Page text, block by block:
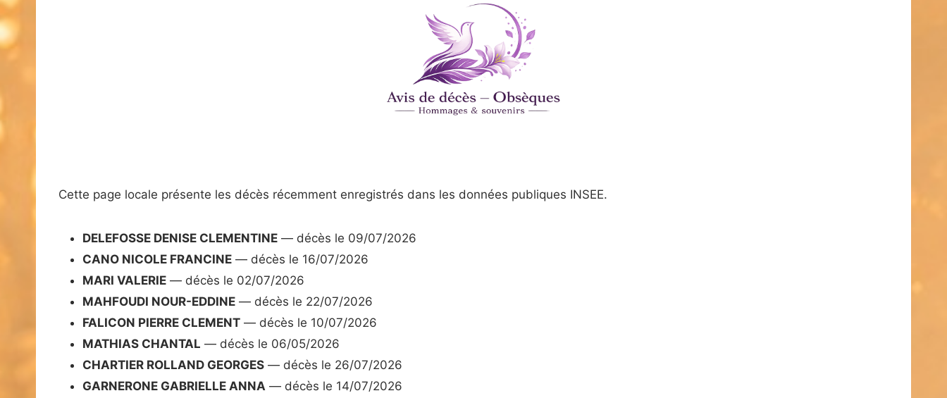
Cette page locale présente les décès récemment enregistrés dans les données publiques INSEE.
DELEFOSSE DENISE CLEMENTINE — décès le 09/07/2026
CANO NICOLE FRANCINE — décès le 16/07/2026
MARI VALERIE — décès le 02/07/2026
MAHFOUDI NOUR-EDDINE — décès le 22/07/2026
FALICON PIERRE CLEMENT — décès le 10/07/2026
MATHIAS CHANTAL — décès le 06/05/2026
CHARTIER ROLLAND GEORGES — décès le 26/07/2026
GARNERONE GABRIELLE ANNA — décès le 14/07/2026